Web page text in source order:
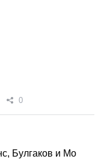
0
Булгаков и Мо